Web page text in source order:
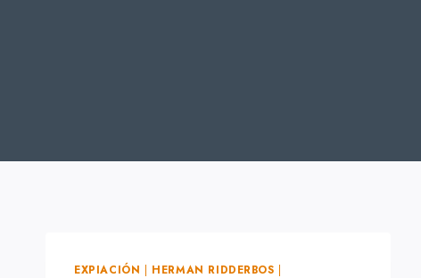
EXPIACIÓN | HERMAN RIDDERBOS |